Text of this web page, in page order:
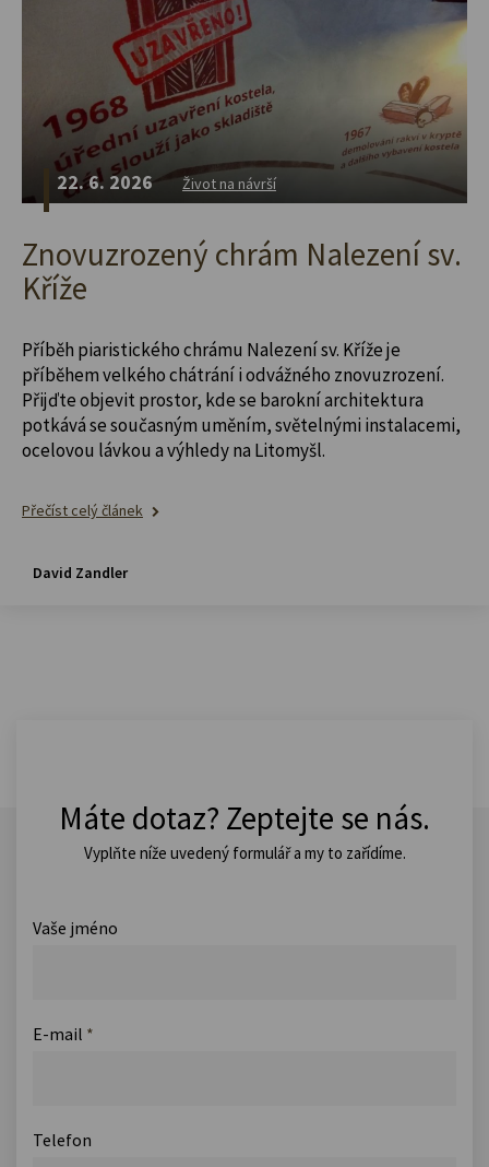
22. 6. 2026 Život na návrší
Znovuzrozený chrám Nalezení sv.
Kříže
Příběh piaristického chrámu Nalezení sv. Kříže je
příběhem velkého chátrání i odvážného znovuzrození.
Přijďte objevit prostor, kde se barokní architektura
potkává se současným uměním, světelnými instalacemi,
ocelovou lávkou a výhledy na Litomyšl.
Přečíst celý článek
David Zandler
Máte dotaz? Zeptejte se nás.
Vyplňte níže uvedený formulář a my to zařídíme.
Vaše jméno
E-mail *
Telefon